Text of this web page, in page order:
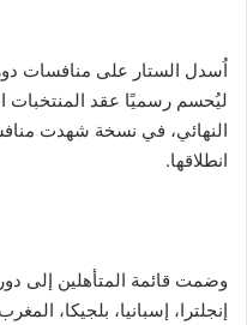
ليُحسم رسميًا عقد المنتخبات
النهائي، في نسخة شهدت
انطلاقها.
وضمت قائمة المتأهلين إلى دور
إنجلترا، إسبانيا، بلجيكا،